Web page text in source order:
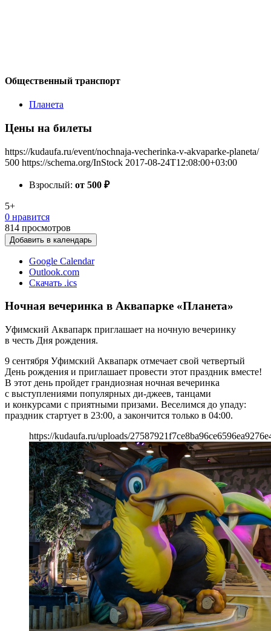
Общественный транспорт
Планета
Цены на билеты
https://kudaufa.ru/event/nochnaja-vecherinka-v-akvaparke-planeta/
500 https://schema.org/InStock 2017-08-24T12:08:00+03:00
Взрослый: от 500 ₽
5+
0 нравится
814 просмотров
Добавить в календарь
Google Calendar
Outlook.com
Скачать .ics
Ночная вечеринка в Аквапарке «Планета»
Уфимский Аквапарк приглашает на ночную вечеринку
в честь Дня рождения.
9 сентября Уфимский Аквапарк отмечает свой четвертый
День рождения и приглашает провести этот праздник вместе!
В этот день пройдет грандиозная ночная вечеринка
с выступлениями популярных ди-джеев, танцами
и конкурсами с приятными призами. Веселимся до упаду:
праздник стартует в 23:00, а закончится только в 04:00.
https://kudaufa.ru/uploads/